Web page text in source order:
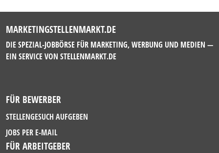
MARKETINGSTELLENMARKT.DE
DIE SPEZIAL-JOBBÖRSE FÜR MARKETING, WERBUNG UND MEDIEN —
EIN SERVICE VON STELLENMARKT.DE
FÜR BEWERBER
STELLENGESUCH AUFGEBEN
JOBS PER E-MAIL
FÜR ARBEITGEBER